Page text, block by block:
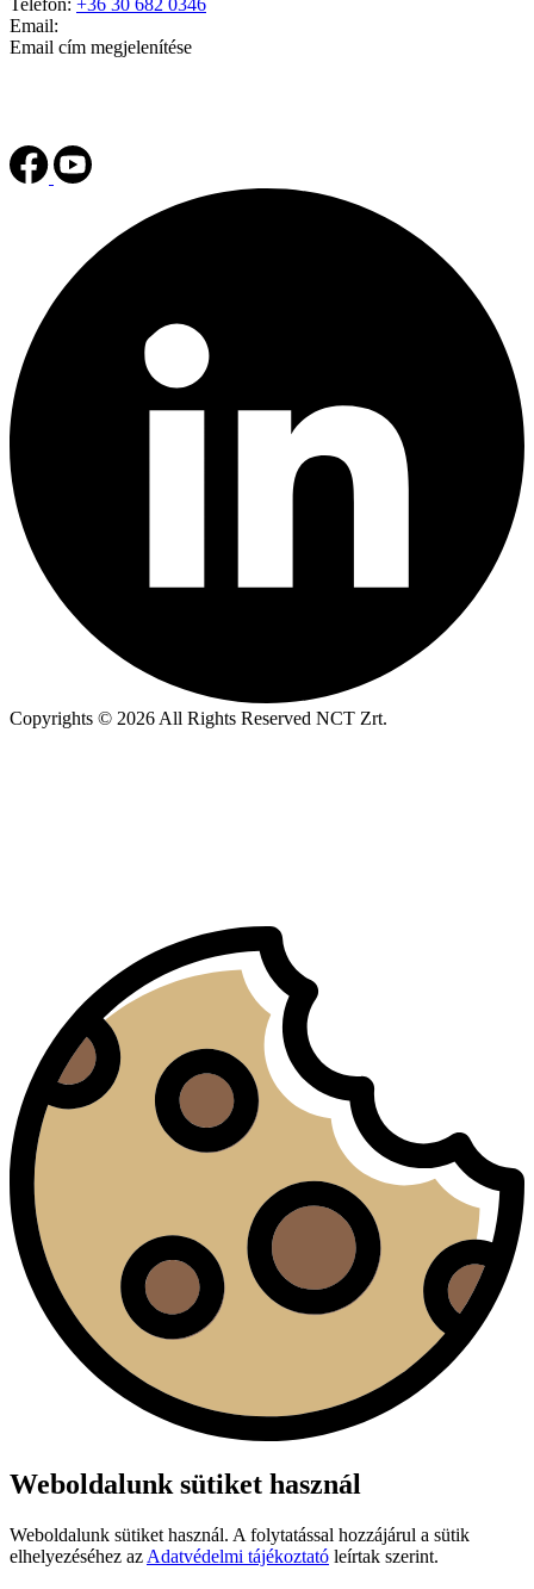
Email:
Email cím megjelenítése
Copyrights © 2026 All Rights Reserved NCT Zrt.
Weboldalunk sütiket használ
Weboldalunk sütiket használ. A folytatással hozzájárul a sütik
elhelyezéséhez az Adatvédelmi tájékoztató leírtak szerint.